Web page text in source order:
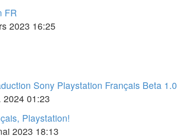
FR
2023 16:25
Sony Playstation Français Beta 1.0
2024 01:23
Playstation!
2023 18:13